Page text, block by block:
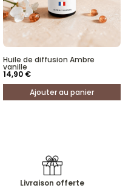
Huile de diffusion Ambre
vanille
14,90 €
Ajouter au panier
Livraison offerte